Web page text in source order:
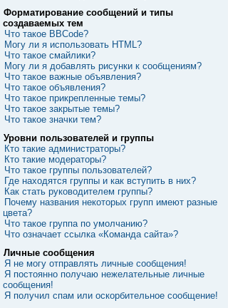
Форматирование сообщений и типы
создаваемых тем
Что такое BBCode?
Могу ли я использовать HTML?
Что такое смайлики?
Могу ли я добавлять рисунки к сообщениям?
Что такое важные объявления?
Что такое объявления?
Что такое прикрепленные темы?
Что такое закрытые темы?
Что такое значки тем?
Уровни пользователей и группы
Кто такие администраторы?
Кто такие модераторы?
Что такое группы пользователей?
Где находятся группы и как вступить в них?
Как стать руководителем группы?
Почему названия некоторых групп имеют разные
цвета?
Что такое группа по умолчанию?
Что означает ссылка «Команда сайта»?
Личные сообщения
Я не могу отправлять личные сообщения!
Я постоянно получаю нежелательные личные
сообщения!
Я получил спам или оскорбительное сообщение!